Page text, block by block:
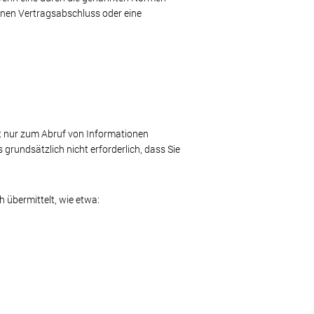
Vertragsabschluss oder eine
nur zum Abruf von Informationen
nicht erforderlich, dass Sie
übermittelt, wie etwa: